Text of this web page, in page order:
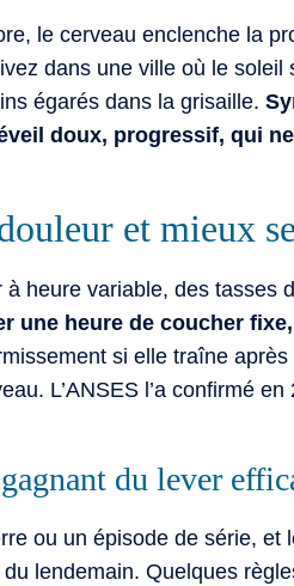
le cerveau enclenche la
dans une ville où le soleil
égarés dans la grisaille.
doux, progressif, qui
et mieux
heure variable, des tasses
une heure de coucher
si elle traîne après
L’ANSES l’a confirmé en
du lever
ou un épisode de série, et
lendemain. Quelques